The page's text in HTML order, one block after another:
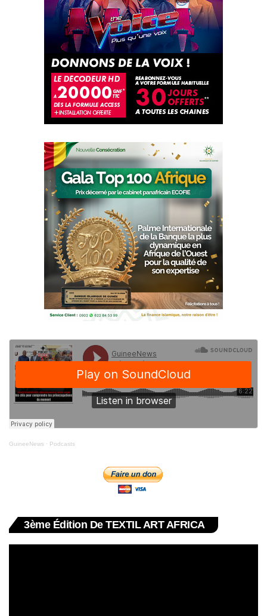
GuineeNews · Podcasts
3ème Édition De TEXTIL ART AFRICA